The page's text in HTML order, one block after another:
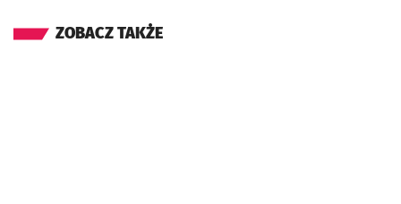
ZOBACZ TAKŻE